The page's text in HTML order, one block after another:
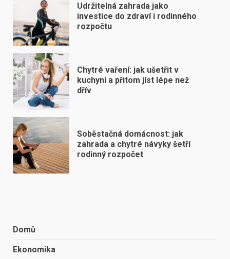
Udržitelná zahrada jako
investice do zdraví i rodinného
rozpočtu
Chytré vaření: jak ušetřit v
kuchyni a přitom jíst lépe než
dřív
Soběstačná domácnost: jak
zahrada a chytré návyky šetří
rodinný rozpočet
Domů
Ekonomika